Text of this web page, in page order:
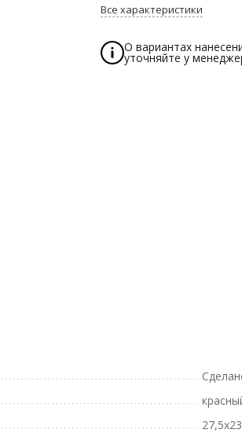
Все характеристики
О вариантах
уточняйте у